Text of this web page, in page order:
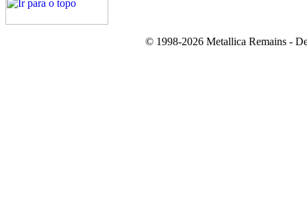
© 1998-2026 Metallica Remains -